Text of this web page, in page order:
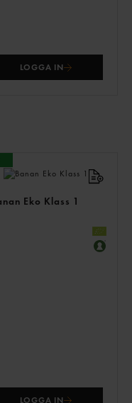
LOGGA IN
Eko Klass 1
LOGGA IN